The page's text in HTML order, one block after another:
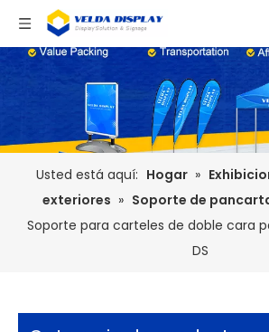
Usted está aquí: Hogar »
exteriores » Soporte de
Soporte para carteles de doble cara
DS